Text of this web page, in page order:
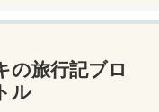
動に備えよう。
の旅行記ブロ
ル